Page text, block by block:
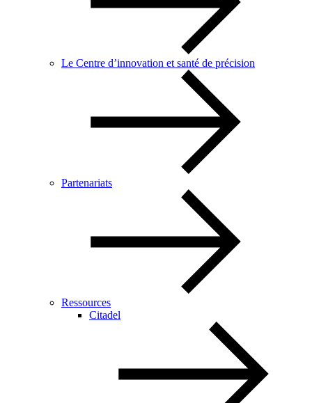
Le Centre d’innovation et santé de précision
Partenariats
Ressources
Citadel